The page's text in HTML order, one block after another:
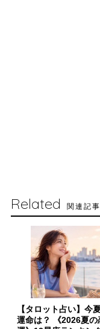
Related 関連記事
【タロット占い】今
運命は？ 《2026夏の